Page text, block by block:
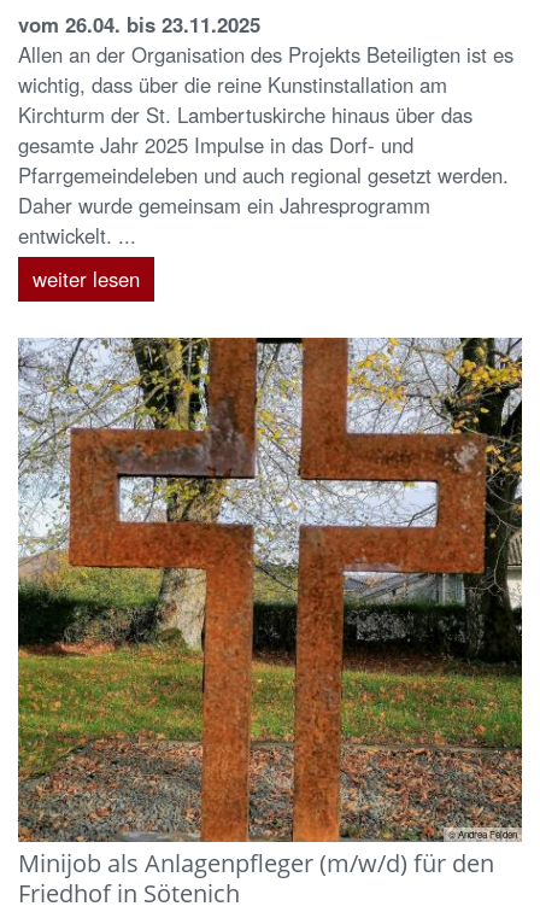
vom 26.04. bis 23.11.2025
Allen an der Organisation des Projekts Beteiligten ist es
wichtig, dass über die reine Kunstinstallation am
Kirchturm der St. Lambertuskirche hinaus über das
gesamte Jahr 2025 Impulse in das Dorf- und
Pfarrgemeindeleben und auch regional gesetzt werden.
Daher wurde gemeinsam ein Jahresprogramm
entwickelt. ...
weiter lesen
© Andrea Felden
Minijob als Anlagenpfleger (m/w/d) für den
Friedhof in Sötenich